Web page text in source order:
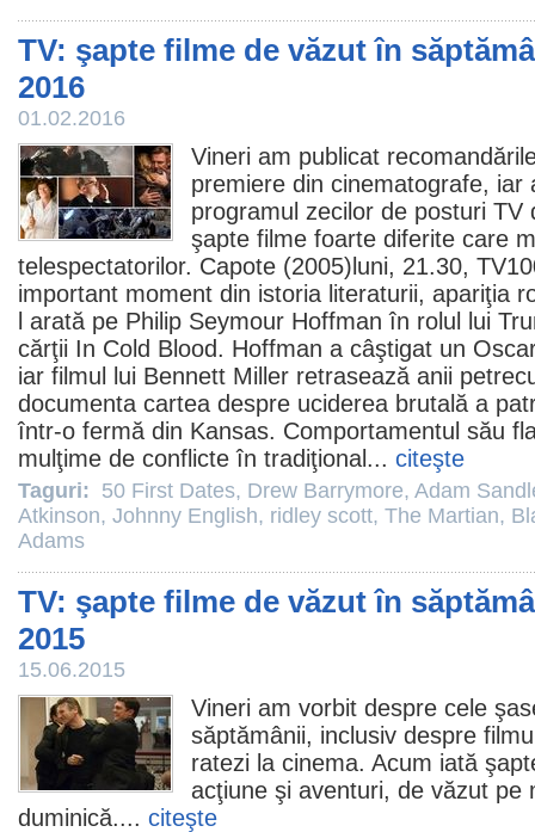
TV: şapte filme de văzut în
2016
01.02.2016
Vineri am publicat
premiere din cinematografe, iar
programul zecilor de posturi TV
şapte filme foarte diferite care
telespectatorilor. Capote (2005)luni, 21.30,
important moment din istoria literaturii, apariţia
l arată pe Philip Seymour Hoffman în rolul lui
cărţii In Cold Blood. Hoffman a câştigat un
iar filmul
lui Bennett Miller retrasează anii
documenta cartea despre uciderea brutală a
într-o fermă din Kansas. Comportamentul său
mulţime de conflicte în tradiţional... citeşte
Taguri: 50 First Dates, Drew Barrymore, Adam
Atkinson, Johnny English, ridley scott, The Martian,
Adams
TV: şapte filme de văzut în
2015
15.06.2015
Vineri am vorbit despre cele
săptămânii, inclusiv despre
ratezi la cinema. Acum iată
acţiune şi aventuri, de văzut pe
duminică.... citeşte